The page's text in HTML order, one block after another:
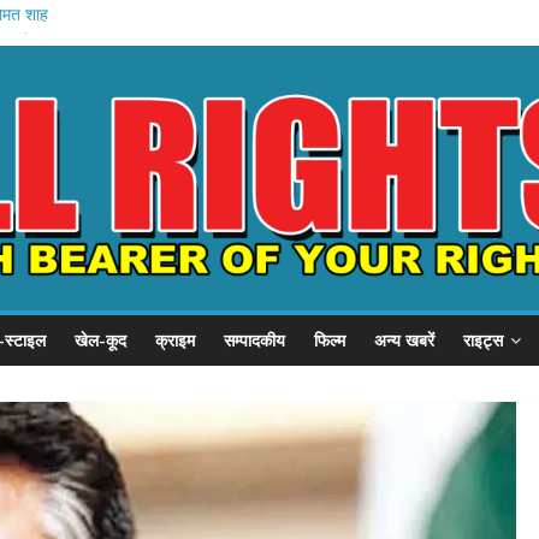
शाह
मंत्रालय
रोका
खेल-कूद क्राइम सम्पादकीय फिल्म अन्य खबरें राइट्स